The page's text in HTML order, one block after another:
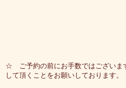
☆ ご予約の前にお手数ではございま
して頂くことをお願いしております。